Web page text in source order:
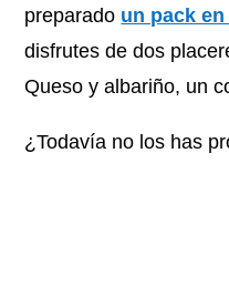
preparado un pack
disfrutes de dos
Queso y albariño, un
¿Todavía no los has